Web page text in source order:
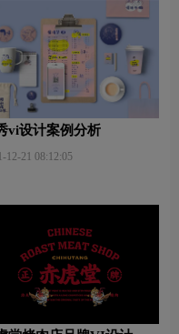
vi设计案例分析
12-21 08:12:05